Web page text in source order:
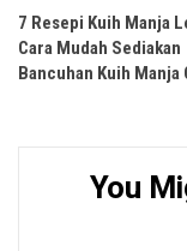
7 Resepi Kuih Manja
Cara Mudah Sediakan
Bancuhan Kuih Manja
You